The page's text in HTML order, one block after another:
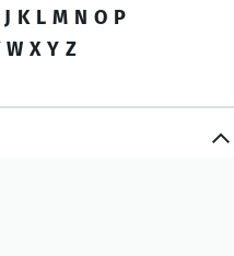
J K L M N O P
W X Y Z